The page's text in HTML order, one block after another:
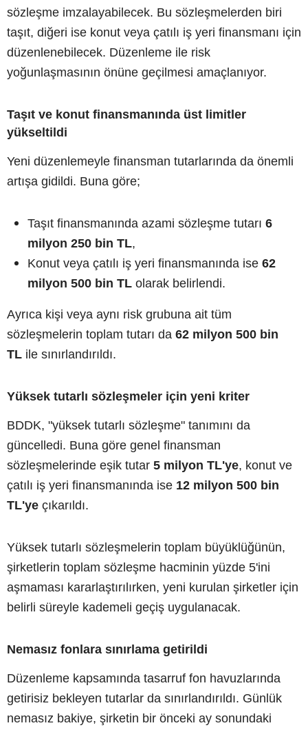
sözleşme imzalayabilecek. Bu sözleşmelerden biri
taşıt, diğeri ise konut veya çatılı iş yeri finansmanı için
düzenlenebilecek. Düzenleme ile risk
yoğunlaşmasının önüne geçilmesi amaçlanıyor.
Taşıt ve konut finansmanında üst limitler
yükseltildi
Yeni düzenlemeyle finansman tutarlarında da önemli
artışa gidildi. Buna göre;
Taşıt finansmanında azami sözleşme tutarı 6
milyon 250 bin TL,
Konut veya çatılı iş yeri finansmanında ise 62
milyon 500 bin TL olarak belirlendi.
Ayrıca kişi veya aynı risk grubuna ait tüm
sözleşmelerin toplam tutarı da 62 milyon 500 bin
TL ile sınırlandırıldı.
Yüksek tutarlı sözleşmeler için yeni kriter
BDDK, "yüksek tutarlı sözleşme" tanımını da
güncelledi. Buna göre genel finansman
sözleşmelerinde eşik tutar 5 milyon TL'ye, konut ve
çatılı iş yeri finansmanında ise 12 milyon 500 bin
TL'ye çıkarıldı.
Yüksek tutarlı sözleşmelerin toplam büyüklüğünün,
şirketlerin toplam sözleşme hacminin yüzde 5'ini
aşmaması kararlaştırılırken, yeni kurulan şirketler için
belirli süreyle kademeli geçiş uygulanacak.
Nemasız fonlara sınırlama getirildi
Düzenleme kapsamında tasarruf fon havuzlarında
getirisiz bekleyen tutarlar da sınırlandırıldı. Günlük
nemasız bakiye, şirketin bir önceki ay sonundaki